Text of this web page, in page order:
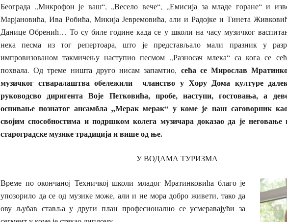
Београда „Микрофон је ваш“, „Весело вече“, „Емисија за младе горане“ и
Марјановића, Ива Робића, Микија Јевремовића, али и Радојке и Тинета
Данице Обренић… То су биле године када се у школи на часу музичког
нека песма из тог репертоара, што је представљало мали празник у
импровизованом такмичењу наступио песмом „Разносач млека“ са кога се
похвала. Од треме ништа друго нисам запамтио, сећа се Мирослав
музичког стваралаштва обележили чланство у Хору Дома културе
руководсво диригента Воје Петковића, пробе, наступи, гостовања, а
оснивање познатог ансамбла „Мерак мерак“ у коме је наш саговорник
својим способностима и подршком колега музичара доказао да је неговање
староградске музике традиција и више од ње.
У ВОДАМА ТУРИЗМА
Време по окончаној Техничкој школи младог Мратинковића благо је
упозорило да се од музике може, али и не мора добро живети, тако да
ову љубав ставља у други план професионално се усмеравајући за